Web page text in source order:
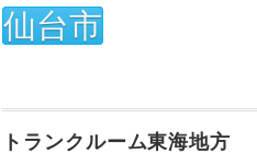
仙台市
トランクルーム東海地方